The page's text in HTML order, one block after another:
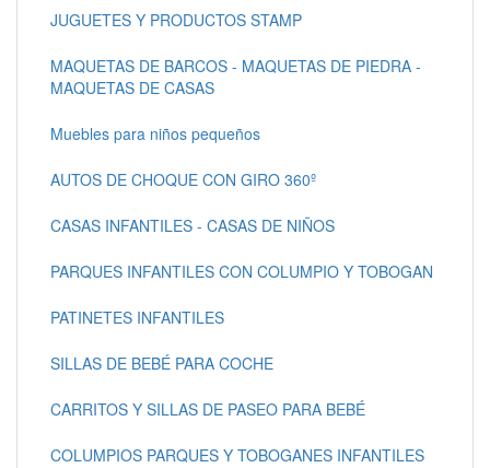
JUGUETES Y PRODUCTOS STAMP
MAQUETAS DE BARCOS - MAQUETAS DE PIEDRA -
MAQUETAS DE CASAS
Muebles para niños pequeños
AUTOS DE CHOQUE CON GIRO 360º
CASAS INFANTILES - CASAS DE NIÑOS
PARQUES INFANTILES CON COLUMPIO Y TOBOGAN
PATINETES INFANTILES
SILLAS DE BEBÉ PARA COCHE
CARRITOS Y SILLAS DE PASEO PARA BEBÉ
COLUMPIOS PARQUES Y TOBOGANES INFANTILES